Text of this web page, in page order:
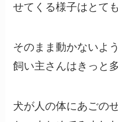
せてくる様子はとて
そのまま動かないよ
飼い主さんはきっと
犬が人の体にあごの